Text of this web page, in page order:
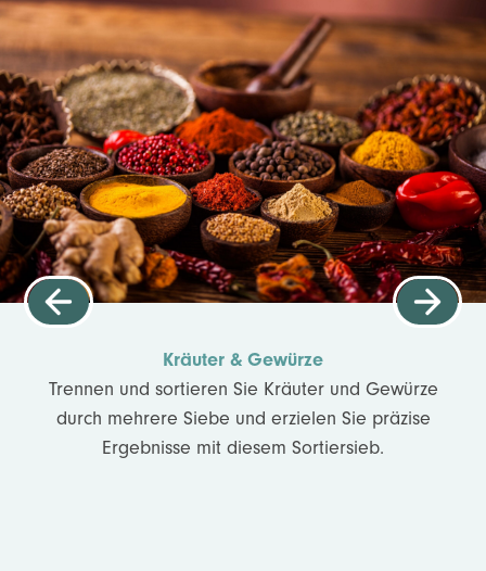
Kräuter & Gewürze
Trennen und sortieren Sie Kräuter und Gewürze
durch mehrere Siebe und erzielen Sie präzise
Ergebnisse mit diesem Sortiersieb.